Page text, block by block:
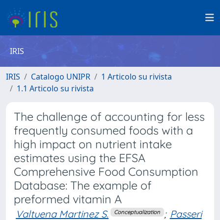
IRIS
IRIS Catalogo UNIPR
1 Articolo su rivista
1.1 Articolo su rivista
The challenge of accounting for less
frequently consumed foods with a
high impact on nutrient intake
estimates using the EFSA
Comprehensive Food Consumption
Database: The example of
preformed vitamin A
Valtuena Martinez S. Conceptualization ; Passeri